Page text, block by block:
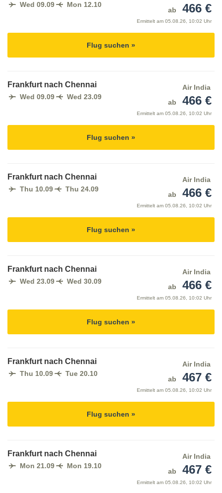
Wed 09.09 Mon 12.10
ab
466 €
Ermittelt am 05.08.26, 10:02 Uhr
Flug suchen »
Frankfurt nach Chennai
Wed 09.09 Wed 23.09
Air India
ab
466 €
Ermittelt am 05.08.26, 10:02 Uhr
Flug suchen »
Frankfurt nach Chennai
Thu 10.09 Thu 24.09
Air India
ab
466 €
Ermittelt am 05.08.26, 10:02 Uhr
Flug suchen »
Frankfurt nach Chennai
Wed 23.09 Wed 30.09
Air India
ab
466 €
Ermittelt am 05.08.26, 10:02 Uhr
Flug suchen »
Frankfurt nach Chennai
Thu 10.09 Tue 20.10
Air India
ab
467 €
Ermittelt am 05.08.26, 10:02 Uhr
Flug suchen »
Frankfurt nach Chennai
Mon 21.09 Mon 19.10
Air India
ab
467 €
Ermittelt am 05.08.26, 10:02 Uhr